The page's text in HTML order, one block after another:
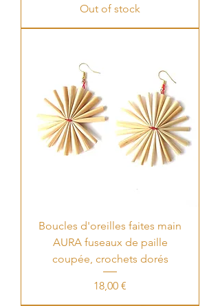
Out of stock
Boucles d'oreilles faites main
AURA fuseaux de paille
coupée, crochets dorés
Price
18,00 €